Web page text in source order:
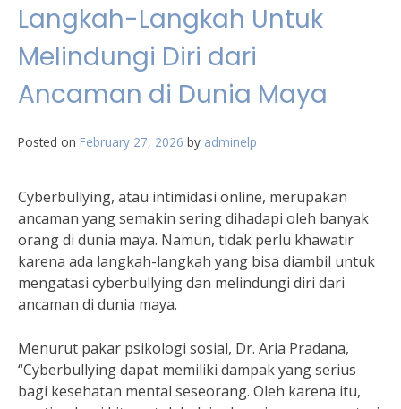
Langkah-Langkah Untuk
Melindungi Diri dari
Ancaman di Dunia Maya
Posted on February 27, 2026 by adminelp
Cyberbullying, atau intimidasi online, merupakan
ancaman yang semakin sering dihadapi oleh banyak
orang di dunia maya. Namun, tidak perlu khawatir
karena ada langkah-langkah yang bisa diambil untuk
mengatasi cyberbullying dan melindungi diri dari
ancaman di dunia maya.
Menurut pakar psikologi sosial, Dr. Aria Pradana,
“Cyberbullying dapat memiliki dampak yang serius
bagi kesehatan mental seseorang. Oleh karena itu,